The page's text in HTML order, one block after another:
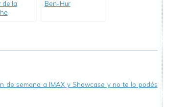
de la
Ben-Hur
de semana a IMAX y Showcase y no te lo podés